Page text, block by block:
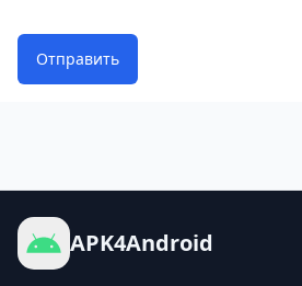
Отправить
APK4Android